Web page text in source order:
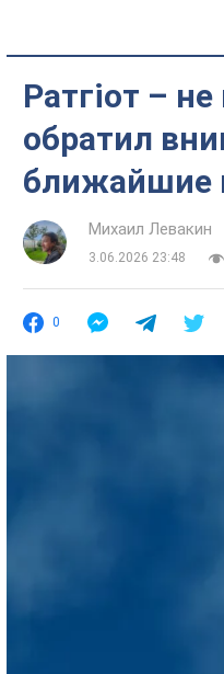
Ратгіот –
обратил
ближайшие
Михаил Левакин
3.06.2026 23:48
0